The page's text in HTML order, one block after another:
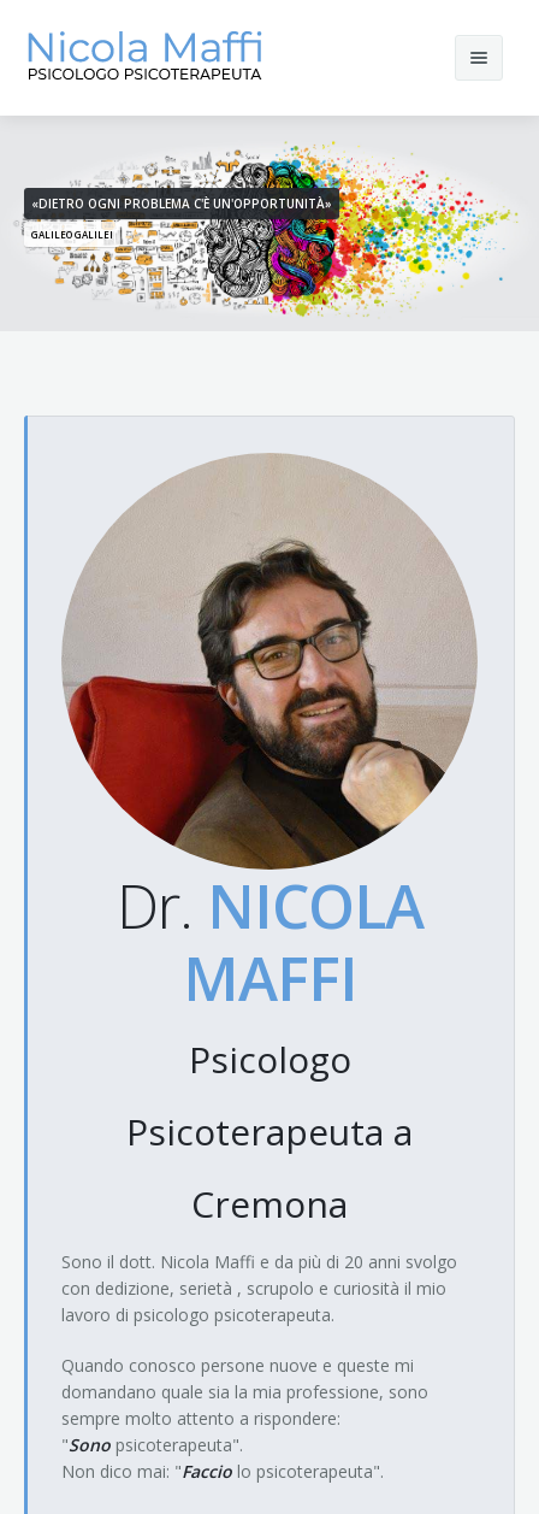
Il mio approccio
Contatti
«DIETRO OGNI PROBLEMA C'È UN'OPPORTUNITÀ»
GALILEO GALILEI
Dr. NICOLA
MAFFI
Psicologo
Psicoterapeuta a
Cremona
Sono il dott. Nicola Maffi e da più di 20 anni svolgo
con dedizione, serietà , scrupolo e curiosità il mio
lavoro di psicologo psicoterapeuta.
Quando conosco persone nuove e queste mi
domandano quale sia la mia professione, sono
sempre molto attento a rispondere:
"Sono psicoterapeuta".
Non dico mai: "Faccio lo psicoterapeuta".